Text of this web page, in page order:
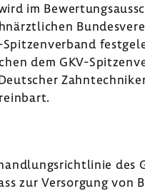
im
​Spitzenverband
dem GKV-​
des
zur Versor­gung von